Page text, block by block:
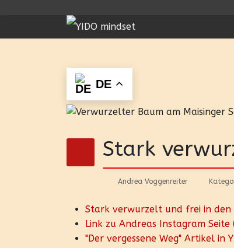
DE
Stark
Andrea Voggenreiter
Stark verwurzelt und frei in den
Link zu Andreas Instagram Seite
"Der vergessene Weg" Artikel in